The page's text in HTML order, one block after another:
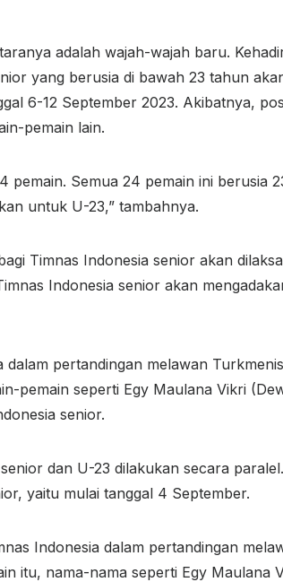
adalah wajah-wajah baru.
yang berusia di bawah 23 tahun
6-12 September 2023. Akibatnya,
pemain lain.
Semua 24 pemain ini berusia
untuk U-23,” tambahnya.
Timnas Indonesia senior akan
Indonesia senior akan
pertandingan melawan
pemain seperti Egy Maulana Vikri
senior.
dan U-23 dilakukan secara
yaitu mulai tanggal 4 September.
Indonesia dalam pertandingan
itu, nama-nama seperti Egy Maulana